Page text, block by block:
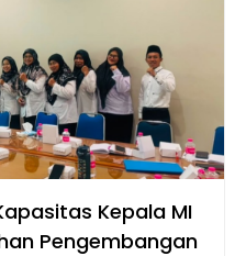
Kepala MI
Pengembangan